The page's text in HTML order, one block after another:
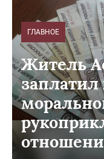
ГЛАВНОЕ
Житель